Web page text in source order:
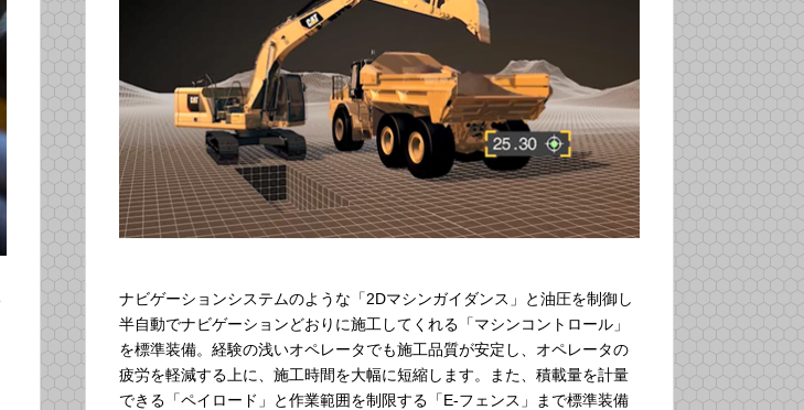
ナビゲーションシステムのような「2Dマシンガイダンス」と油圧を制御し
半自動でナビゲーションどおりに施工してくれる「マシンコントロール」
を標準装備。経験の浅いオペレータでも施工品質が安定し、オペレータの
疲労を軽減する上に、施工時間を大幅に短縮します。また、積載量を計量
できる「ペイロード」と作業範囲を制限する「E-フェンス」まで標準装備